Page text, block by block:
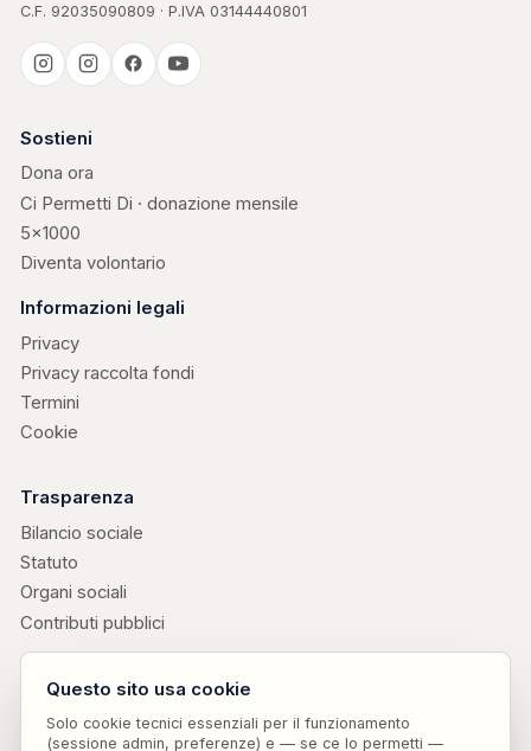
C.F. 92035090809 · P.IVA 03144440801
Casa Kerigma
Sostieni
Dona ora
Ci Permetti Di · donazione mensile
5×1000
Diventa volontario
Informazioni legali
Privacy
Privacy raccolta fondi
Termini
Cookie
Trasparenza
Bilancio sociale
Statuto
Organi sociali
Contributi pubblici
Edizioni Attendiamoci
· libri di don Valerio Chiovaro
Parole Sensate
· vocabolario etico curato da Attendiamoci ODV ETS
↗
Questo sito usa cookie
Solo cookie tecnici essenziali per il funzionamento
(sessione admin, preferenze) e — se ce lo permetti —